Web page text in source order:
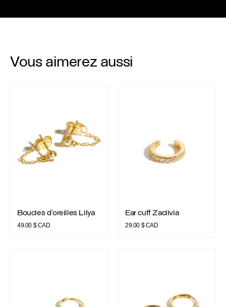
Vous aimerez aussi
Boucles d’oreilles Lilya
49.00 $ CAD
Ear cuff Zaclivia
29.00 $ CAD